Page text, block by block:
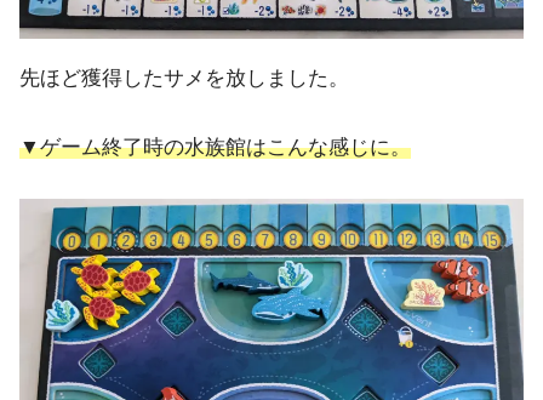
先ほど獲得したサメを放しました。
▼ゲーム終了時の水族館はこんな感じに。